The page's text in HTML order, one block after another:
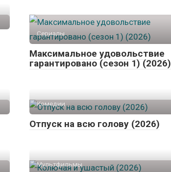
Сериалы
Максимальное удовольствие
гарантировано (сезон 1) (2026)
Комедии
Отпуск на всю голову (2026)
Мультфильмы